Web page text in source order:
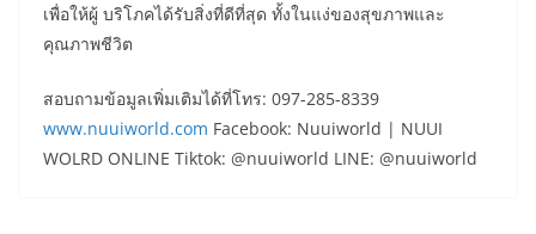
เพื่อให้ผู้ บริโภคได้รับสิ่งที่ดีที่สุด ทั้งในแง่ของสุขภาพและ
คุณภาพชีวิต
สอบถามข้อมูลเพิ่มเติมได้ที่โทร: 097-285-8339
www.nuuiworld.com Facebook: Nuuiworld | NUUI
WOLRD ONLINE Tiktok: @nuuiworld LINE: @nuuiworld